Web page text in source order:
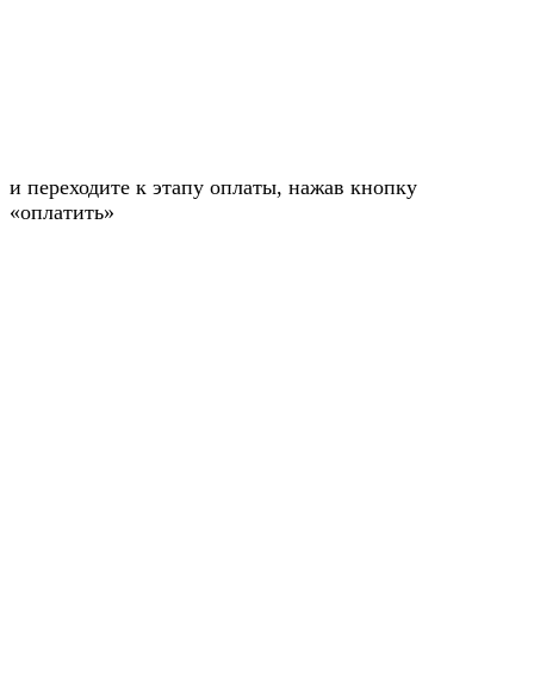
и переходите к этапу оплаты, нажав кнопку
«оплатить»